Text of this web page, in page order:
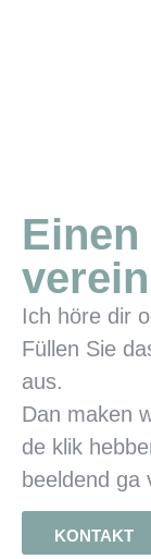
Einen
Ich höre dir
Füllen Sie
aus.
Dan maken
de klik
beeldend ga
KONTAKT